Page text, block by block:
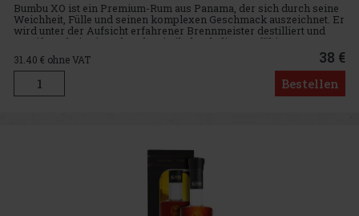
Bumbu XO ist ein Premium-Rum aus Panama, der sich durch seine
Weichheit, Fülle und seinen komplexen Geschmack auszeichnet. Er
wird unter der Aufsicht erfahrener Brennmeister destilliert und
gereift, wobei seine Charakteristik durch die sorgfältige Au
31.40 € ohne VAT 38 €
Bestellen